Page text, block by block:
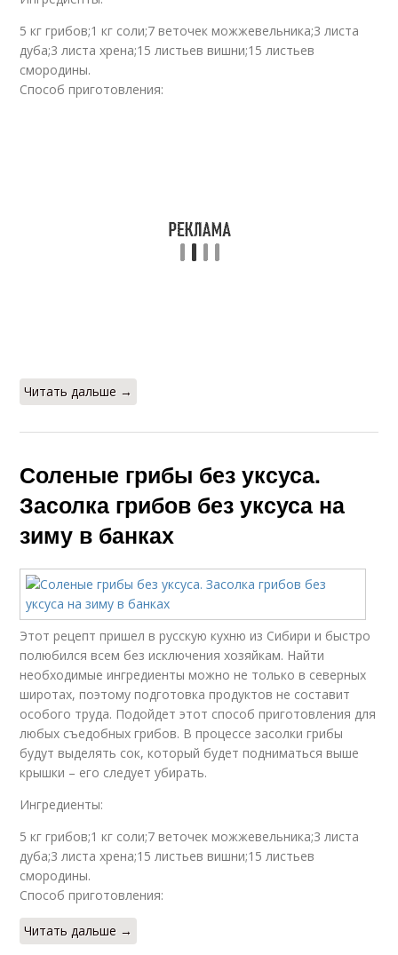
5 кг грибов;1 кг соли;7 веточек можжевельника;3 листа
дуба;3 листа хрена;15 листьев вишни;15 листьев
смородины.
Способ приготовления:
Читать дальше →
Соленые грибы без уксуса.
Засолка грибов без уксуса на
зиму в банках
Этот рецепт пришел в русскую кухню из Сибири и быстро
полюбился всем без исключения хозяйкам. Найти
необходимые ингредиенты можно не только в северных
широтах, поэтому подготовка продуктов не составит
особого труда. Подойдет этот способ приготовления для
любых съедобных грибов. В процессе засолки грибы
будут выделять сок, который будет подниматься выше
крышки – его следует убирать.
Ингредиенты:
5 кг грибов;1 кг соли;7 веточек можжевельника;3 листа
дуба;3 листа хрена;15 листьев вишни;15 листьев
смородины.
Способ приготовления:
Читать дальше →